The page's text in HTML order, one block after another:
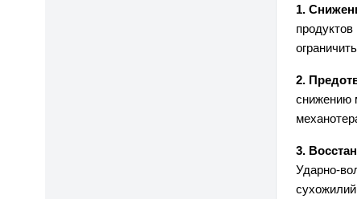
1.
2.
снижению
3.